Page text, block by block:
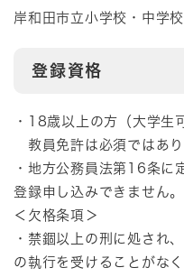
岸和田市立小学校・中学
登録資格
・18歳以上の方（大学生
教員免許は必須ではあり
・地方公務員法第16条に
登録申し込みできません。
＜欠格条項＞
・禁錮以上の刑に処され
の執行を受けることがな